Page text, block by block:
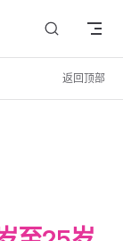
返回顶部